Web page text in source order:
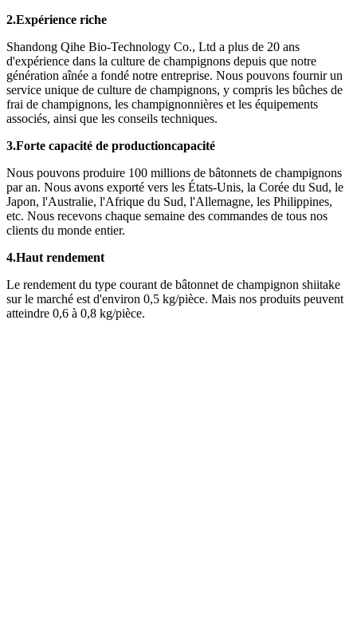
2.Expérience riche
Shandong Qihe Bio-Technology Co., Ltd a plus de 20 ans
d'expérience dans la culture de champignons depuis que notre
génération aînée a fondé notre entreprise. Nous pouvons fournir un
service unique de culture de champignons, y compris les bûches de
frai de champignons, les champignonnières et les équipements
associés, ainsi que les conseils techniques.
3.Forte capacité de productioncapacité
Nous pouvons produire 100 millions de bâtonnets de champignons
par an. Nous avons exporté vers les États-Unis, la Corée du Sud, le
Japon, l'Australie, l'Afrique du Sud, l'Allemagne, les Philippines,
etc. Nous recevons chaque semaine des commandes de tous nos
clients du monde entier.
4.Haut rendement
Le rendement du type courant de bâtonnet de champignon shiitake
sur le marché est d'environ 0,5 kg/pièce. Mais nos produits peuvent
atteindre 0,6 à 0,8 kg/pièce.